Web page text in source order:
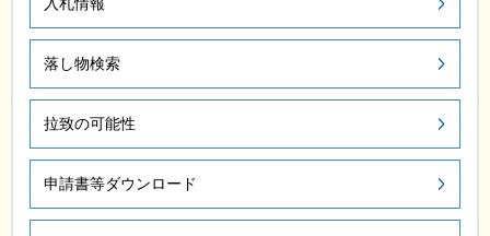
落し物検索
拉致の可能性
申請書等ダウンロード